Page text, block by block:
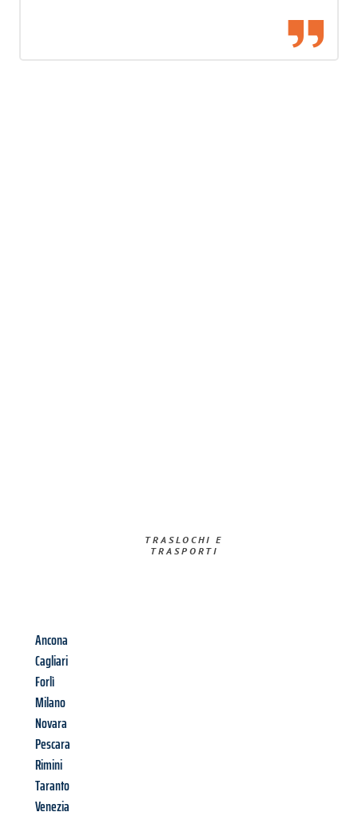
TRASLOCHI E
TRASPORTI​
Ancona
Cagliari
Forlì
Milano
Novara
Pescara
Rimini
Taranto
Venezia